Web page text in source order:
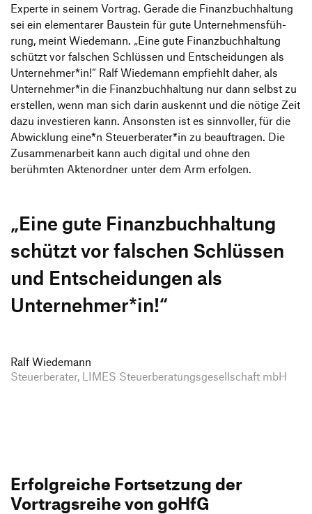
Experte in seinem Vortrag. Gerade die Finanz­buch­hal­tung
sei ein elemen­tarer Baustein für gute Unter­neh­mens­füh­
rung, meint Wiedemann.
Eine gute Finanz­buch­hal­tung
schützt vor falschen Schlüssen und Entschei­dungen als
Unternehmer*in!“ Ralf Wiedemann empfiehlt daher, als
Unternehmer*in die Finanz­buch­hal­tung nur dann selbst zu
erstellen, wenn man sich darin auskennt und die nötige Zeit
dazu inves­tieren kann. Ansonsten ist es sinn­voller, für die
Abwick­lung eine*n Steuerberater*in zu beauf­tragen. Die
Zusam­men­ar­beit kann auch digital und ohne den
berühmten Akten­ordner unter dem Arm erfolgen.
„Eine gute Finanz­buch­hal­tung
schützt vor falschen Schlüssen
und Entschei­dungen als
Unternehmer*in!“
Ralf Wiedemann
Steuerberater, LIMES Steuerberatungsgesellschaft mbH
Erfolg­reiche Fort­set­zung der
Vortrags­reihe von goHfG